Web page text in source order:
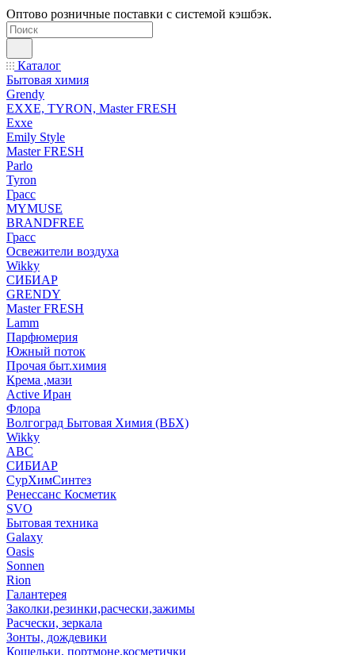
Оптово розничные поставки с системой кэшбэк.
Каталог
Бытовая химия
Grendy
EXXE, TYRON, Master FRESH
Exxe
Emily Style
Master FRESH
Parlo
Tyron
Грасс
MYMUSE
BRANDFREE
Грасс
Освежители воздуха
Wikky
СИБИАР
GRENDY
Master FRESH
Lamm
Парфюмерия
Южный поток
Прочая быт.химия
Крема ,мази
Аctive Иран
Флора
Волгоград Бытовая Химия (ВБХ)
Wikky
АВС
СИБИАР
СурХимСинтез
Ренессанс Косметик
SVO
Бытовая техника
Galaxy
Oasis
Sonnen
Rion
Галантерея
Заколки,резинки,расчески,зажимы
Расчески, зеркала
Зонты, дождевики
Кошельки, портмоне,косметички